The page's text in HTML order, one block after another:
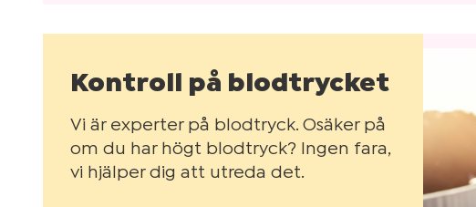
Kontroll på blodtrycket
Vi är experter på blodtryck. Osäker på
om du har högt blodtryck? Ingen fara,
vi hjälper dig att utreda det.